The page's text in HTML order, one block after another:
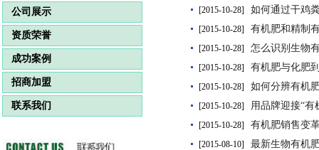
公司展示
资质荣誉
成功案例
招商加盟
联系我们
[2015-10-28] 如何通过干鸡
[2015-10-28] 有机肥和精制
[2015-10-28] 怎么识别生物
[2015-10-28] 有机肥与化肥
[2015-10-28] 如何分辨有机
[2015-10-28] 用品牌迎接“有
[2015-10-28] 有机肥销售变
[2015-08-10] 最新生物有机